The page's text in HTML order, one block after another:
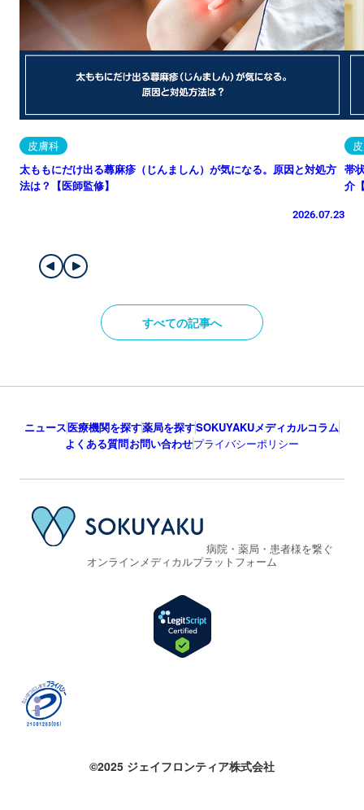
皮膚科
太ももにだけ出る蕁麻疹（じんましん）が気になる。原因と対処方
法は？【医師監修】
2026.07.23
帯
介
すべての記事へ
ニュース医療機関を探す薬局を探すSOKUYAKUメディカルコラム
よくある質問お問い合わせプライバシーポリシー
病院・薬局・患者様を繋ぐ
オンラインメディカルプラットフォーム
©2025 ジェイフロンティア株式会社